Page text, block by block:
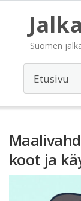
Suomen
koot ja